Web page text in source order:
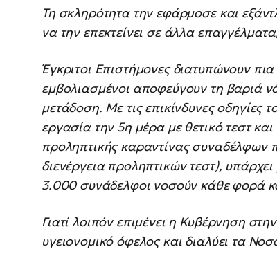
Τη σκληρότητα την εφάρμοσε και
να την επεκτείνει σε άλλα
Έγκριτοι Επιστήμονες διατυπώνουν
εμβολιασμένοι αποφεύγουν τη βαριά
μετάδοση. Με τις επικίνδυνες
εργασία την 5η μέρα με θετικό τεστ
προληπτικής καραντίνας συναδέλφων
διενέργεια προληπτικών τεστ),
3.000 συνάδελφοι νοσούν κάθε φορά
Γιατί λοιπόν επιμένει η Κυβέρνηση
υγειονομικό όφελος και διαλύει τα